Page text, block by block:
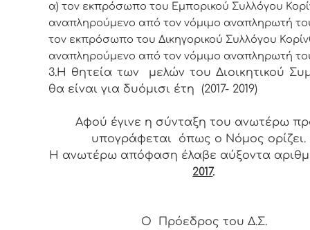
α) τον εκπρόσωπο του Εμπορικού Συλλόγου
αναπληρούμενο από τον νόμιμο αναπληρωτή
τον εκπρόσωπο του Δικηγορικού Συλλόγου
αναπληρούμενο από τον νόμιμο αναπληρωτή
3.Η θητεία των μελών του Διοικητικού
θα είναι για δυόμισι έτη (2017- 2019)
Αφού έγινε η σύνταξη του ανωτέρω
υπογράφεται όπως ο Νόμος ορίζει.
Η ανωτέρω απόφαση έλαβε αύξοντα
2017.
Ο Πρόεδρος του Δ.Σ.